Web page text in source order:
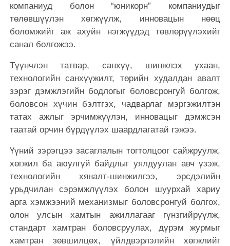
компаниуд болон “юникорн” компаниудыг
төлөвшүүлэн хөгжүүлж, инновацын нөөц
боломжийг аж ахуйн нэгжүүдэд төвлөрүүлэхийг
санал болгожээ.
Түүнчлэн татвар, санхүү, шинжлэх ухаан,
технологийн санхүүжилт, төрийн худалдан авалт
зэрэг дэмжлэгийн бодлогыг боловсронгуй болгож,
боловсон хүчин бэлтгэх, чадварлаг мэргэжилтэн
татах ажлыг эрчимжүүлэн, инновацыг дэмжсэн
таатай орчин бүрдүүлэх шаардлагатай гэжээ.
Үүний зэрэгцээ засаглалын тогтолцоог сайжруулж,
хөгжил ба аюулгүй байдлыг уялдуулан авч үзэж,
технологийн хяналт-шинжилгээ, эрсдэлийн
урьдчилан сэрэмжлүүлэх болон шуурхай хариу
арга хэмжээний механизмыг боловсронгуй болгох,
олон улсын хамтын ажиллагааг гүнзгийрүүлж,
стандарт хамтран боловсруулах, дүрэм журмыг
хамтран зөвшилцөх, үйлдвэрлэлийн хөгжлийг